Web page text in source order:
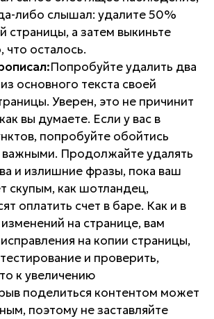
либо слышал: удалите 50%
страницы, а затем выкиньте
что осталось.
Попробуйте удалить два
основного текста своей
Уверен, это не причинит
вы думаете. Если у вас в
попробуйте обойтись
Продолжайте удалять
и излишние фразы, пока ваш
скупым, как шотландец,
оплатить счет в баре. Как и в
на странице, вам
на копии страницы,
и проверить,
к увеличению
поделиться контентом может
поэтому не заставляйте